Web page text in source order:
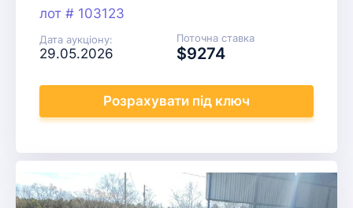
лот # 103123
Дата аукціону:
29.05.2026
Поточна ставка
$9274
Розрахувати під ключ